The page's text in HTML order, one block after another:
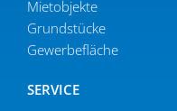
Mietob­jekte
Grund­stücke
Gewer­be­fläche
SERVICE